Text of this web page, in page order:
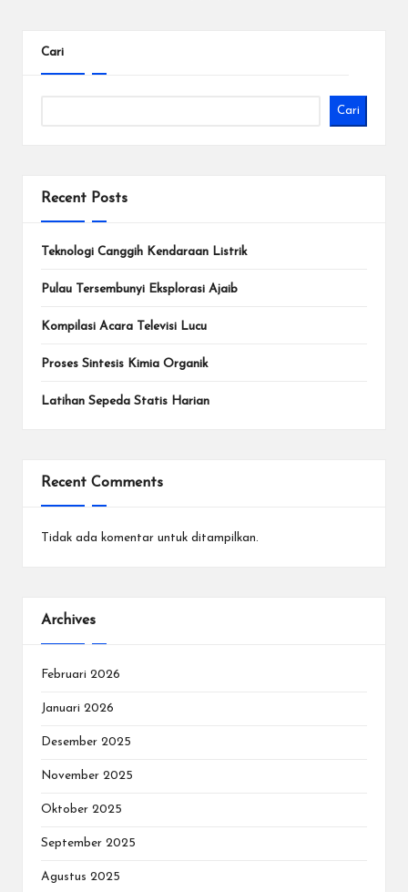
Cari
Cari
Recent Posts
Teknologi Canggih Kendaraan Listrik
Pulau Tersembunyi Eksplorasi Ajaib
Kompilasi Acara Televisi Lucu
Proses Sintesis Kimia Organik
Latihan Sepeda Statis Harian
Recent Comments
Tidak ada komentar untuk ditampilkan.
Archives
Februari 2026
Januari 2026
Desember 2025
November 2025
Oktober 2025
September 2025
Agustus 2025